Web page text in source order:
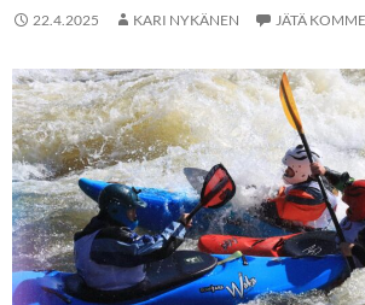
22.4.2025 KARI NYKÄNEN JÄTÄ